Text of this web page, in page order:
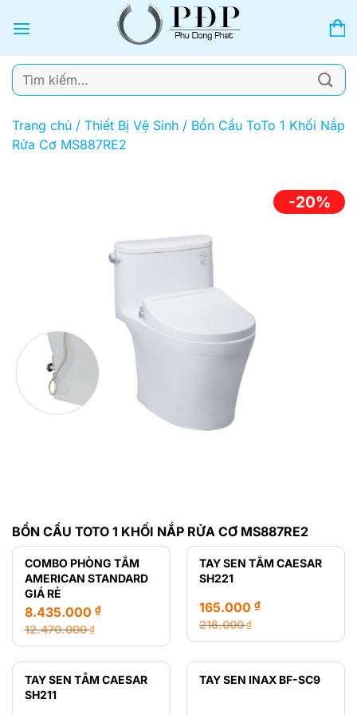
qua
dung
Tìm
kiếm:
Trang chủ / Thiết Bị Vệ Sinh / Bồn Cầu ToTo 1 Khối Nắp
Rửa Cơ MS887RE2
-20%
BỒN CẦU TOTO 1 KHỐI NẮP RỬA CƠ MS887RE2
COMBO PHÒNG TẮM
AMERICAN STANDARD
GIÁ RẺ
12.470.000₫
Giá
gốc
là:
12.470.000 ₫.
8.435.000 ₫
Giá
hiện
tại
là:
TAY SEN TẮM CAESAR
SH221
216.000₫
Giá
216.000 ₫.
165.000 ₫
Giá
là:
TAY SEN TẮM CAESAR
SH211
TAY SEN INAX BF-SC9